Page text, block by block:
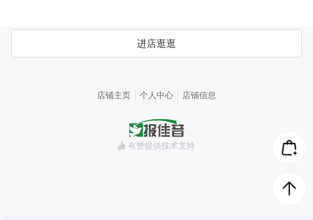
进店逛逛
店铺主页 个人中心 店铺信息
有赞提供技术支持